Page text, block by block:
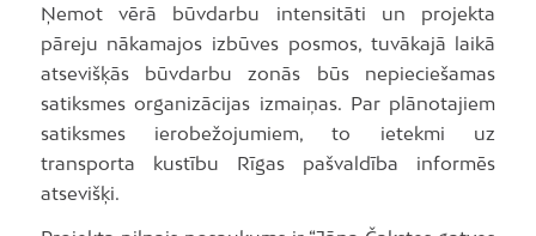
Ņemot vērā būvdarbu intensitāti un projekta
pāreju nākamajos izbūves posmos, tuvākajā laikā
atsevišķās būvdarbu zonās būs nepieciešamas
satiksmes organizācijas izmaiņas. Par plānotajiem
satiksmes ierobežojumiem, to ietekmi uz
transporta kustību Rīgas pašvaldība informēs
atsevišķi.